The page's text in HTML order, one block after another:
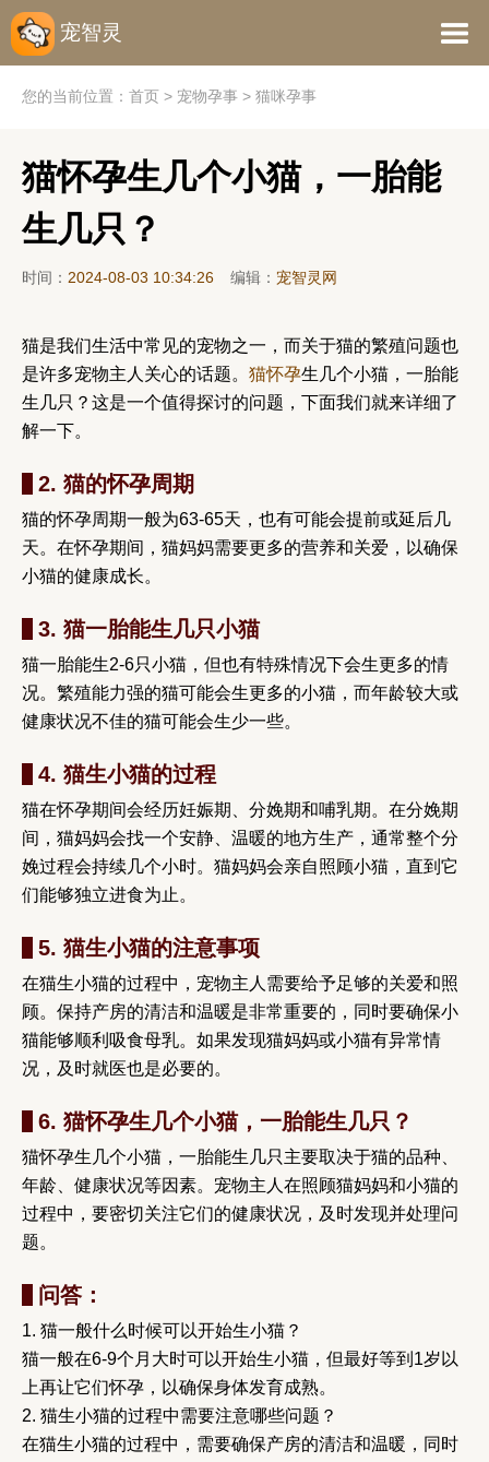
宠智灵
您的当前位置： 首页 > 宠物孕事 > 猫咪孕事
猫怀孕生几个小猫，一胎能
生几只？
时间： 2024-08-03 10:34:26 编辑： 宠智灵网
猫是我们生活中常见的宠物之一，而关于猫的繁殖问题也
是许多宠物主人关心的话题。 猫怀孕生几个小猫，一胎能
生几只？这是一个值得探讨的问题，下面我们就来详细了
解一下。
2. 猫的怀孕周期
猫的怀孕周期一般为63-65天，也有可能会提前或延后几
天。在怀孕期间，猫妈妈需要更多的营养和关爱，以确保
小猫的健康成长。
3. 猫一胎能生几只小猫
猫一胎能生2-6只小猫，但也有特殊情况下会生更多的情
况。繁殖能力强的猫可能会生更多的小猫，而年龄较大或
健康状况不佳的猫可能会生少一些。
4. 猫生小猫的过程
猫在怀孕期间会经历妊娠期、分娩期和哺乳期。在分娩期
间，猫妈妈会找一个安静、温暖的地方生产，通常整个分
娩过程会持续几个小时。猫妈妈会亲自照顾小猫，直到它
们能够独立进食为止。
5. 猫生小猫的注意事项
在猫生小猫的过程中，宠物主人需要给予足够的关爱和照
顾。保持产房的清洁和温暖是非常重要的，同时要确保小
猫能够顺利吸食母乳。如果发现猫妈妈或小猫有异常情
况，及时就医也是必要的。
6. 猫怀孕生几个小猫，一胎能生几只？
猫怀孕生几个小猫，一胎能生几只主要取决于猫的品种、
年龄、健康状况等因素。宠物主人在照顾猫妈妈和小猫的
过程中，要密切关注它们的健康状况，及时发现并处理问
题。
问答：
1. 猫一般什么时候可以开始生小猫？
猫一般在6-9个月大时可以开始生小猫，但最好等到1岁以
上再让它们怀孕，以确保身体发育成熟。
2. 猫生小猫的过程中需要注意哪些问题？
在猫生小猫的过程中，需要确保产房的清洁和温暖，同时